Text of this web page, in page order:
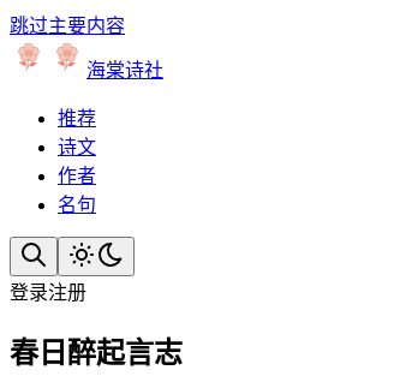
跳过主要内容
海棠诗社
推荐
诗文
作者
名句
登录注册
春日醉起言志